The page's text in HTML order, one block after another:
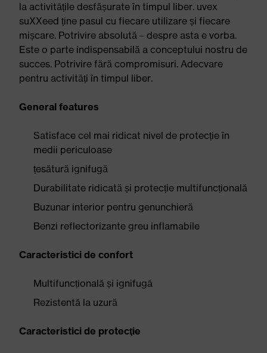
la activitățile desfășurate în timpul liber. uvex
suXXeed ține pasul cu fiecare utilizare și fiecare
mișcare. Potrivire absolută – despre asta e vorba.
Este o parte indispensabilă a conceptului nostru de
succes. Potrivire fără compromisuri. Adecvare
pentru activități în timpul liber.
General features
Satisface cel mai ridicat nivel de protecție în
medii periculoase
țesătură ignifugă
Durabilitate ridicată și protecție multifuncțională
Buzunar interior pentru genunchieră
Benzi reflectorizante greu inflamabile
Caracteristici de confort
Multifuncțională și ignifugă
Rezistentă la uzură
Caracteristici de protecţie